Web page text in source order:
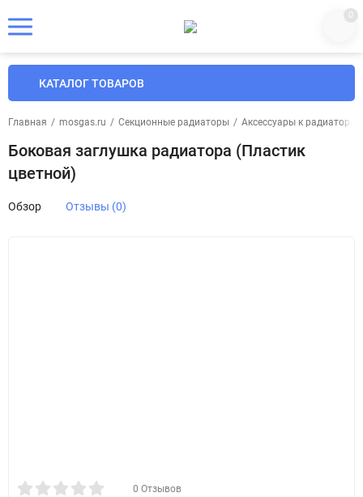
0
КАТАЛОГ ТОВАРОВ
Главная / mosgas.ru / Секционные радиаторы / Аксессуары к радиаторам
Боковая заглушка радиатора (Пластик
цветной)
Обзор Отзывы (0)
0 Отзывов